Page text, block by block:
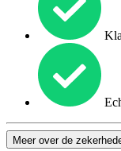
Meer over de